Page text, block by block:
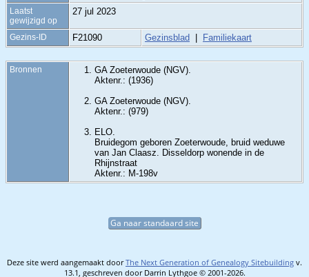
Laatst
gewijzigd op
27 jul 2023
Gezins-ID F21090 Gezinsblad Familiekaart
Bronnen
GA Zoeterwoude (NGV).
Aktenr.: (1936)
GA Zoeterwoude (NGV).
Aktenr.: (979)
ELO.
Bruidegom geboren Zoeterwoude, bruid weduwe
van Jan Claasz. Disseldorp wonende in de
Rhijnstraat
Aktenr.: M-198v
Ga naar standaard site
Deze site werd aangemaakt doorThe Next Generation of Genealogy Sitebuilding v.
13.1, geschreven door Darrin Lythgoe © 2001-2026.